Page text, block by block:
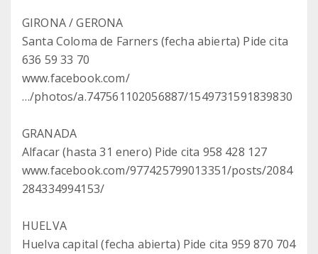
GIRONA / GERONA
Santa Coloma de Farners (fecha abierta) Pide cita
636 59 33 70
www.facebook.com/
…/photos/a.747561102056887/1549731591839830
GRANADA
Alfacar (hasta 31 enero) Pide cita 958 428 127
www.facebook.com/977425799013351/posts/2084
284334994153/
HUELVA
Huelva capital (fecha abierta) Pide cita 959 870 704